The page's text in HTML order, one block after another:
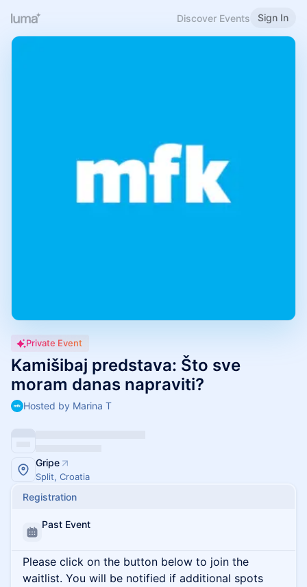
Discover Events Sign In
Private Event
Kamišibaj predstava: Što sve
moram danas napraviti?
Hosted by Marina T
Gripe
Split, Croatia
Registration
Past Event
Please click on the button below to join the
waitlist. You will be notified if additional spots